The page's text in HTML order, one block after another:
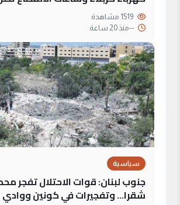
--منذ 20 ساعة
سياسية
جنوب لبنان: قوات الاحتلال تفجر
شقرا… وتفجيرات في كونين ووادي